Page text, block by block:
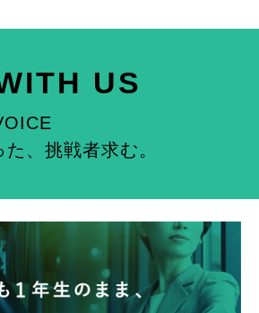
US
、挑戦者求む。